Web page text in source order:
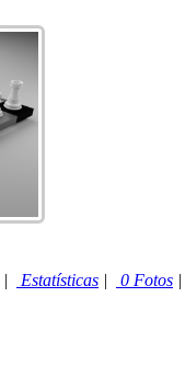
| Estatísticas | 0 Fotos